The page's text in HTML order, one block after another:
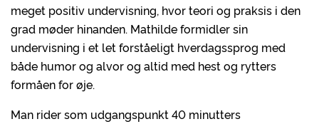
meget positiv undervisning, hvor teori og praksis i den
grad møder hinanden. Mathilde formidler sin
undervisning i et let forståeligt hverdagssprog med
både humor og alvor og altid med hest og rytters
formåen for øje.
Man rider som udgangspunkt 40 minutters